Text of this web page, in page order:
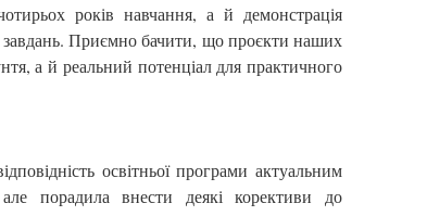
років навчання, а й демонстрація
завдань. Приємно бачити, що проєкти наших
а й реальний потенціал для практичного
освітньої програми актуальним
порадила внести деякі корективи до